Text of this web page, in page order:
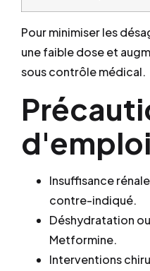
Pour minimiser les
une faible dose et
sous contrôle médical.
d'emploi
Insuffisance
contre-indiqué.
Déshydratation
Metformine.
Interventions